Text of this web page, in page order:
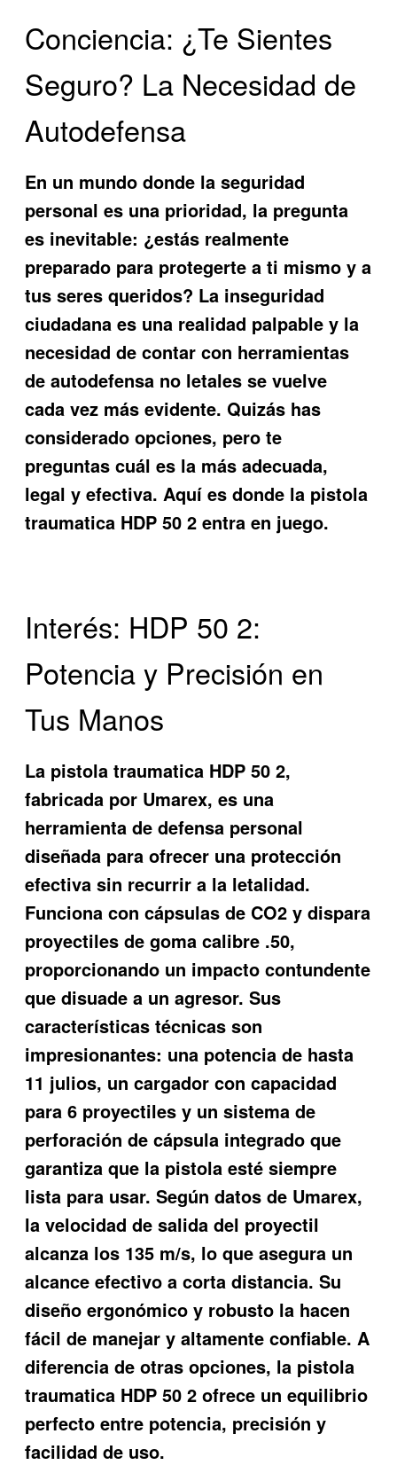
Conciencia: ¿Te Sientes
Seguro? La Necesidad de
Autodefensa
En un mundo donde la seguridad
personal es una prioridad, la pregunta
es inevitable: ¿estás realmente
preparado para protegerte a ti mismo y a
tus seres queridos? La inseguridad
ciudadana es una realidad palpable y la
necesidad de contar con herramientas
de autodefensa no letales se vuelve
cada vez más evidente. Quizás has
considerado opciones, pero te
preguntas cuál es la más adecuada,
legal y efectiva. Aquí es donde la pistola
traumatica HDP 50 2 entra en juego.
Interés: HDP 50 2:
Potencia y Precisión en
Tus Manos
La pistola traumatica HDP 50 2,
fabricada por Umarex, es una
herramienta de defensa personal
diseñada para ofrecer una protección
efectiva sin recurrir a la letalidad.
Funciona con cápsulas de CO2 y dispara
proyectiles de goma calibre .50,
proporcionando un impacto contundente
que disuade a un agresor. Sus
características técnicas son
impresionantes: una potencia de hasta
11 julios, un cargador con capacidad
para 6 proyectiles y un sistema de
perforación de cápsula integrado que
garantiza que la pistola esté siempre
lista para usar. Según datos de Umarex,
la velocidad de salida del proyectil
alcanza los 135 m/s, lo que asegura un
alcance efectivo a corta distancia. Su
diseño ergonómico y robusto la hacen
fácil de manejar y altamente confiable. A
diferencia de otras opciones, la pistola
traumatica HDP 50 2 ofrece un equilibrio
perfecto entre potencia, precisión y
facilidad de uso.